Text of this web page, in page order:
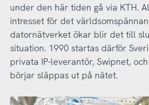
under den här tiden gå via KTH.
intresset för det
datornätverket ökar blir det till
situation. 1990 startas därför
privata IP-leverantör, Swipnet,
börjar släppas ut på nätet.